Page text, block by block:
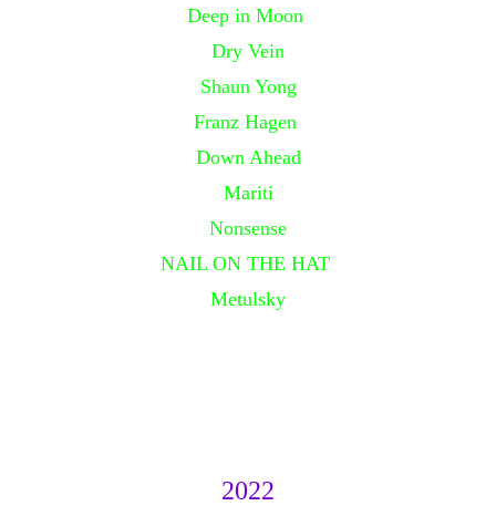
Deep in Moon
Dry Vein
Shaun Yong
Franz Hagen
Down Ahead
Mariti
Nonsense
NAIL ON THE HAT
Metulsky
2022